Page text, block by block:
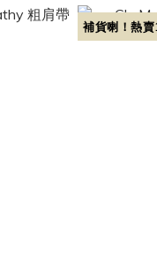
補貨喇！熱